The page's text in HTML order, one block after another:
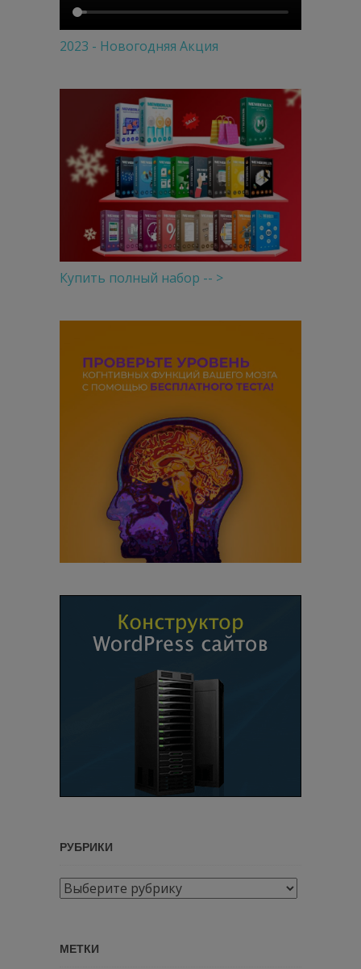
2023 - Новогодняя Акция
Купить полный набор -- >
РУБРИКИ
Рубрики
МЕТКИ